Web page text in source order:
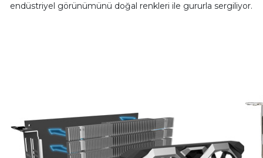
endüstriyel görünümünü doğal renkleri ile gururla sergiliyor.